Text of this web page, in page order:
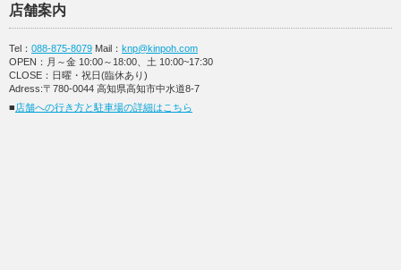
店舗案内
Tel： 088-875-8079 Mail： knp@kinpoh.com
OPEN：月～金 10:00～18:00、土 10:00~17:30
CLOSE：日曜・祝日(臨休あり)
Adress:〒780-0044 高知県高知市中水道8-7
■店舗への行き方と駐車場の詳細はこちら